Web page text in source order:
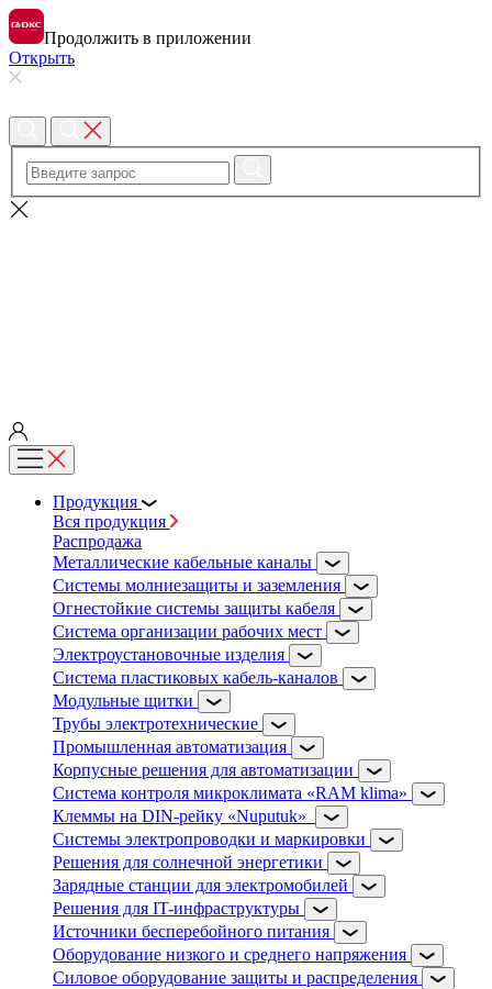
Продолжить в приложении
Открыть
Продукция
Вся продукция
Распродажа
Металлические кабельные каналы
Системы молниезащиты и заземления
Огнестойкие системы защиты кабеля
Система организации рабочих мест
Электроустановочные изделия
Система пластиковых кабель-каналов
Модульные щитки
Трубы электротехнические
Промышленная автоматизация
Корпусные решения для автоматизации
Система контроля микроклимата «RAM klima»
Клеммы на DIN-рейку «Nuputuk»
Системы электропроводки и маркировки
Решения для солнечной энергетики
Зарядные станции для электромобилей
Решения для IT-инфраструктуры
Источники бесперебойного питания
Оборудование низкого и среднего напряжения
Силовое оборудование защиты и распределения